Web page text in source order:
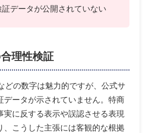
証データが公開されていない
理性検証
どの数字は魅力的ですが、公式サ
データが示されていません。特商
実に反する表示や誤認させる表現
、こうした主張には客観的な根拠